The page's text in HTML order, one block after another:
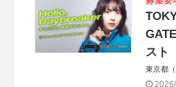
スト
東京都